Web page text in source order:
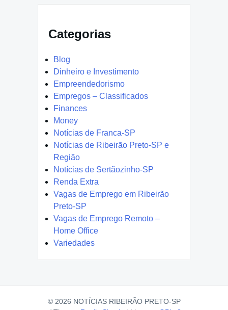
Categorias
Blog
Dinheiro e Investimento
Empreendedorismo
Empregos – Classificados
Finances
Money
Notícias de Franca-SP
Notícias de Ribeirão Preto-SP e
Região
Notícias de Sertãozinho-SP
Renda Extra
Vagas de Emprego em Ribeirão
Preto-SP
Vagas de Emprego Remoto –
Home Office
Variedades
© 2026 NOTÍCIAS RIBEIRÃO PRETO-SP